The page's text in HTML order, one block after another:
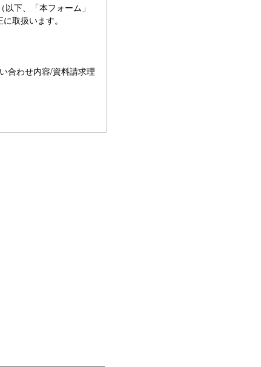
下、「本フォーム」
取扱います。
合わせ内容/資料請求理
・ご提案するため